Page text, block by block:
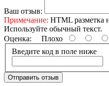
Ваш отзыв:
Примечание: HTML разметка
Используйте обычный текст.
Оценка: Плохо
Введите код в поле ниже
Отправить отзыв